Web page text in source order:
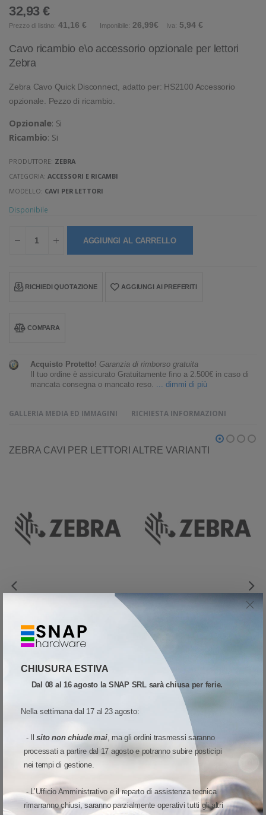
CHIUSURA ESTIVA
Dal 08 al 16 agosto la SNAP SRL sarà chiusa per ferie.
Nella settimana dal 17 al 23 agosto:
- Ilsito non chiude mai, ma gli ordini trasmessi saranno
processati a partire dal 17 agosto e potranno subire posticipi
nei tempi di gestione.
- L’Ufficio Amministrativo e il reparto di assistenza tecnica
rimarranno chiusi, saranno parzialmente operativi tutti gli altri
32,93 €
Prezzo di listino: 41,16 € Imponibile: 26,99€ Iva: 5,94 €
Cavo ricambio e\o accessorio opzionale per lettori
Zebra
Zebra Cavo Quick Disconnect, adatto per: HS2100 Accessorio
opzionale. Pezzo di ricambio.
Opzionale: Si
Ricambio: Si
PRODUTTORE: ZEBRA
CATEGORIA:ACCESSORI E RICAMBI
MODELLO: CAVI PER LETTORI
Disponibile
AGGIUNGI AL CARRELLO
RICHIEDI QUOTAZIONE AGGIUNGI AI PREFERITI
COMPARA
Acquisto Protetto! Garanzia di rimborso gratuita
Il tuo ordine è assicurato Gratuitamente fino a 2.500€ in caso di
mancata consegna o mancato reso. ... dimmi di più
GALLERIA MEDIA ED IMMAGINI RICHIESTA INFORMAZIONI
ZEBRA CAVI PER LETTORI ALTRE VARIANTI
9,36 €
ACCESSORI E RICAMBI